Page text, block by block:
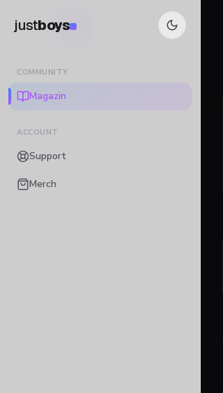
justboys
COMMUNITY
Magazin
ACCOUNT
Support
Merch